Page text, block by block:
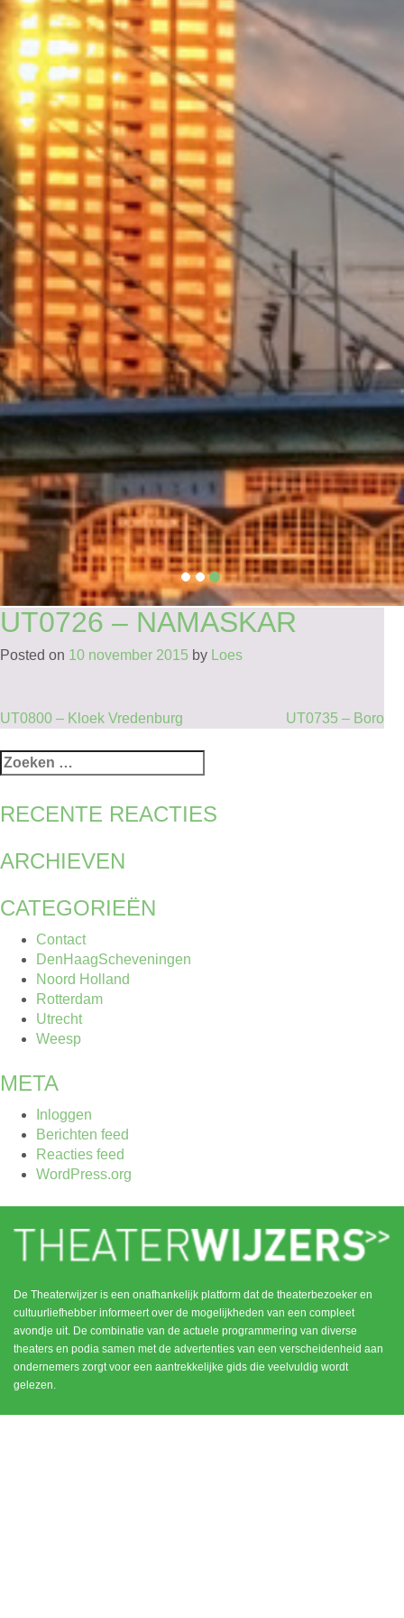
UT0726 – NAMASKAR
Posted on 10 november 2015 by Loes
BERICHT
NAVIGATIE
UT0800 – Kloek Vredenburg UT0735 – Boro
Zoeken
naar:
RECENTE REACTIES
ARCHIEVEN
CATEGORIEËN
Contact
DenHaagScheveningen
Noord Holland
Rotterdam
Utrecht
Weesp
META
Inloggen
Berichten feed
Reacties feed
WordPress.org
De Theaterwijzer is een onafhankelijk platform dat de theaterbezoeker en
cultuurliefhebber informeert over de mogelijkheden van een compleet
avondje uit. De combinatie van de actuele programmering van diverse
theaters en podia samen met de advertenties van een verscheidenheid aan
ondernemers zorgt voor een aantrekkelijke gids die veelvuldig wordt
gelezen.